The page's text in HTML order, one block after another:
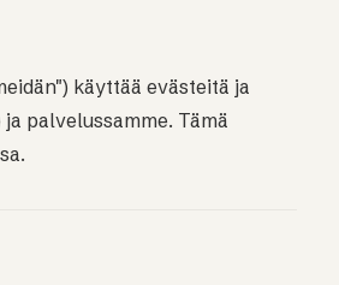
käyttää evästeitä ja
palvelussamme. Tämä